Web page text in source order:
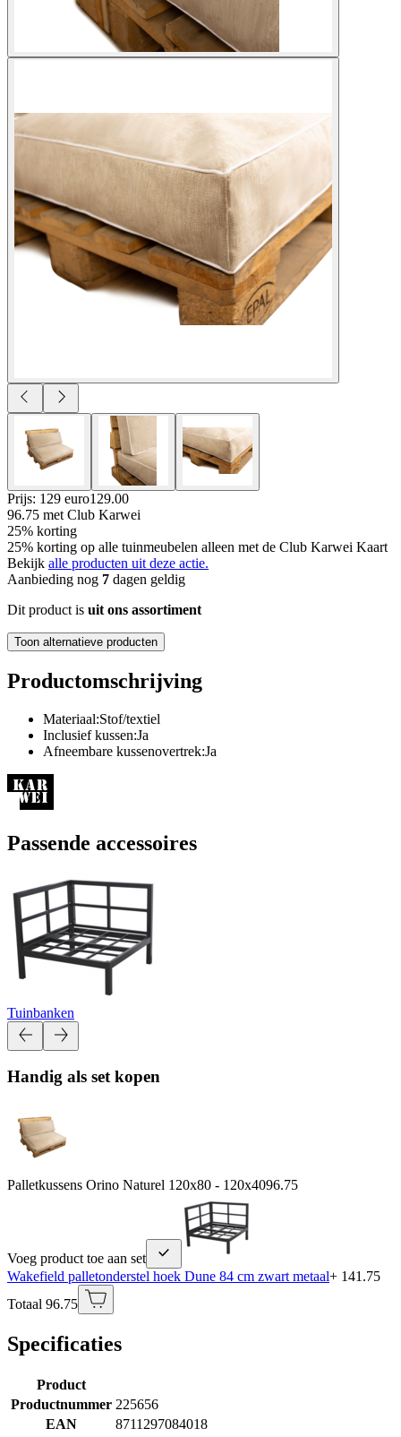
Prijs: 129 euro129.00
96.75 met Club Karwei
25% korting
25% korting op alle tuinmeubelen alleen met de Club Karwei Kaart
Bekijk alle producten uit deze actie.
Aanbieding nog 7 dagen geldig
Dit product is uit ons assortiment
Toon alternatieve producten
Productomschrijving
Materiaal:Stof/textiel
Inclusief kussen:Ja
Afneembare kussenovertrek:Ja
Passende accessoires
Tuinbanken
Handig als set kopen
Palletkussens Orino Naturel 120x80 - 120x4096.75
Voeg product toe aan set
Wakefield palletonderstel hoek Dune 84 cm zwart metaal+ 141.75
Totaal 96.75
Specificaties
Product
Productnummer 225656
EAN
8711297084018